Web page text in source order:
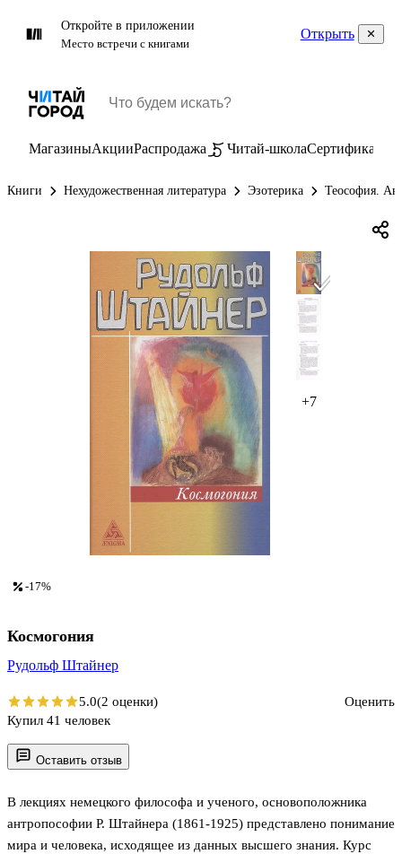
Откройте в приложении
Место встречи с книгами
Открыть
МагазиныАкцииРаспродажа Читай-школаСертификаты
Книги Нехудожественная литература Эзотерика Теософия.
+7
Оставить отзыв
В лекциях немецкого философа и ученого, основоположника
антропософии Р. Штайнера (1861-1925) представлено понимание
мира и человека, исходящее из данных высшего знания. Курс
-17%
Космогония
Рудольф Штайнер
5.0(2 оценки)
Оценить
Купил 41 человек